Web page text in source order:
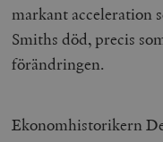
markant acceleration
Smiths död, precis
förändringen.
Ekonomhistorikern